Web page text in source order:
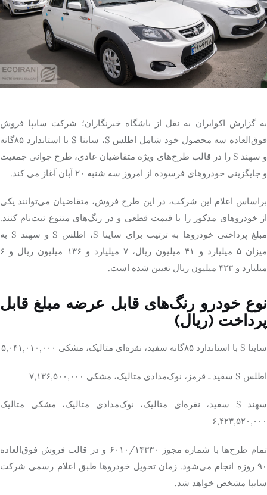
تک کده
پایگاه خبری آبان
خرید موتور ایمپلنت
به گزارش اکوایران به نقل از باشگاه خبرنگاران؛ شرکت سایپا فروش
فوق‌العاده سه محصول خود شامل اطلس S، ساینا S با استاندارد ۸۵‌گانه
و سهند S را در قالب طرح‌های ویژه متقاضیان عادی، طرح جوانی جمعیت
و جایگزینی خودروهای فرسوده از امروز سه شنبه ۲۰ آبان آغاز می کند.
براساس اعلام این شرکت، در این طرح فروش، متقاضیان می‌توانند یکی
از خودروهای مذکور را با قیمت قطعی و در رنگ‌های متنوع ثبت‌نام کنند.
مبلغ پرداختی خودروها به ترتیب برای ساینا S، اطلس S و سهند S به
میزان ۵ میلیارد و ۴۱ میلیون ریال، ۷ میلیارد و ۱۳۶ میلیون ریال و ۶
میلیارد و ۴۲۳ میلیون ریال تعیین شده است.
نوع خودرو رنگ‌های قابل عرضه مبلغ قابل
پرداخت (ریال)
ساینا S با استاندارد ۸۵‌گانه سفید، نقره‌ای متالیک، مشکی ۵,۰۴۱,۰۱۰,۰۰۰
اطلس S سفید ـ قرمز، نوک‌مدادی متالیک، مشکی ۷,۱۳۶,۵۰۰,۰۰۰
سهند S سفید، نقره‌ای متالیک، نوک‌مدادی متالیک، مشکی متالیک
۶,۴۲۳,۵۲۰,۰۰۰
تمام طرح‌ها با شماره مجوز ۶۰۱۰/۱۴۳۳۰ و در قالب فروش فوق‌العاده
۹۰ روزه انجام می‌شود. زمان تحویل خودروها طبق اعلام رسمی شرکت
سایپا مشخص خواهد شد.